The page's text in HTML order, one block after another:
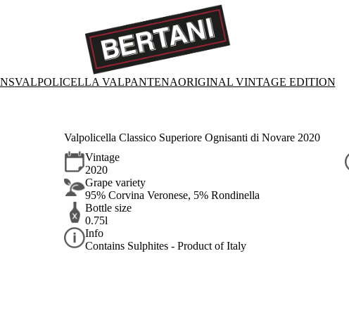
VALPOLICELLA VALPANTENAORIGINAL VINTAGE EDITION
Valpolicella Classico Superiore Ognisanti di Novare 2020
Vintage
2020
Grape variety
95% Corvina Veronese, 5% Rondinella
Bottle size
0.75l
Info
Contains Sulphites - Product of Italy